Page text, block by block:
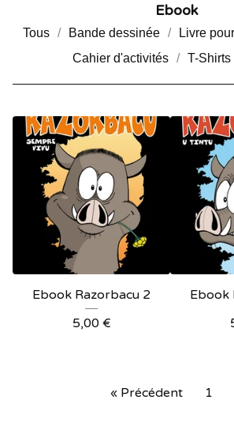
Ebook
Tous Bande dessinée Livre
Cahier d'activités
T-Shirts
Ebook Razorbacu 2
5,00 €
Ebook
« Précédent 1